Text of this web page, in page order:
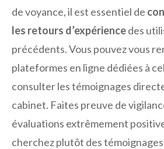
de voyance, il est essentiel de
les retours d’expériencedes
précédents. Vous pouvez vous
plateformes en ligne dédiées à
consulter les témoignages
cabinet. Faites preuve de
évaluations extrêmement
cherchez plutôt des